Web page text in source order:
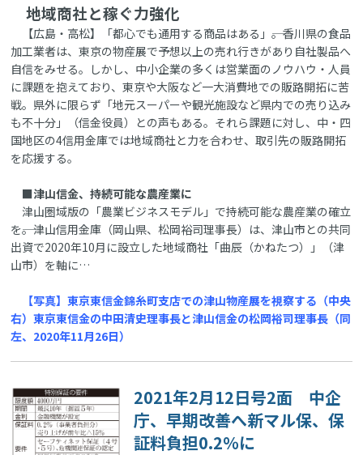
地域商社と稼ぐ力強化
【広島・高松】「都心でも通用する商品はある」――。香川県の食品
加工業者は、東京の物産展で予想以上の売れ行きがあり自社製品へ
自信をみせる。しかし、中小企業の多くは営業面のノウハウ・人員
に課題を抱えており、東京や大阪など一大消費地での販路開拓に苦
戦。県外に限らず「地元スーパーや観光施設など県内での売り込み
も不十分」（信金役員）との声もある。それら課題に対し、中・四
国地区の4信用金庫では地域商社と力を合わせ、取引先の販路開拓
を応援する。
■津山信金、持続可能な農産業に
津山圏域版の「農業ビジネスモデル」で持続可能な農産業の確立
を――。津山信用金庫（岡山県、松岡裕司理事長）は、津山市との共同
出資で2020年10月に設立した地域商社「曲辰（かねたつ）」（津
山市）を軸に…
【写真】東京東信金錦糸町支店での津山物産展を視察する（中央
右）東京東信金の中田清史理事長と津山信金の松岡裕司理事長（同
左、2020年11月26日）
2021年2月12日号2面 中企
庁、早期改善へ新マル保、保
証料負担0.2％に